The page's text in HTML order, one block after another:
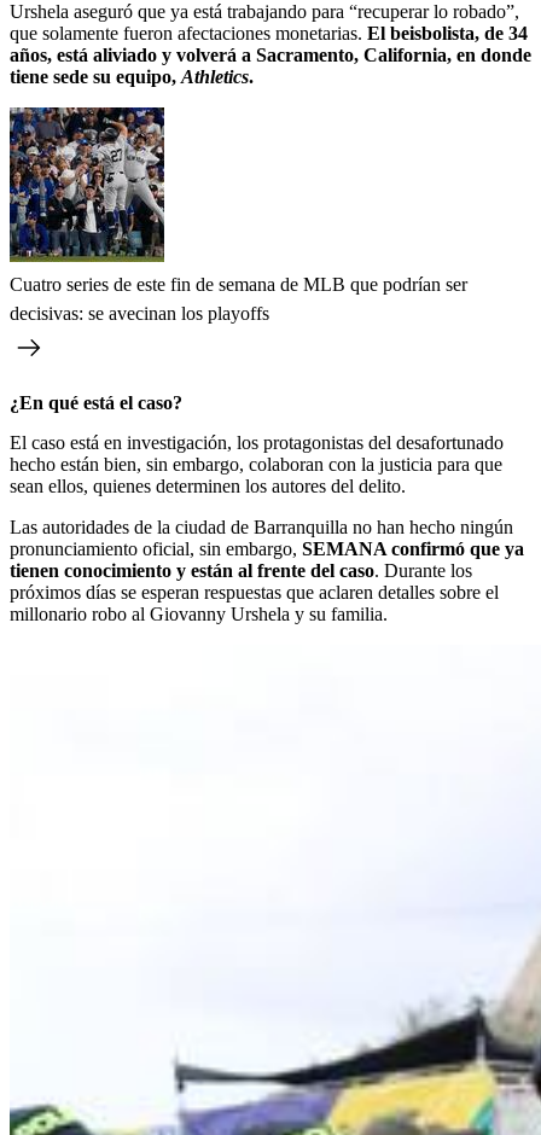
Urshela aseguró que ya está trabajando para “recuperar lo robado”,
que solamente fueron afectaciones monetarias. El beisbolista, de 34
años, está aliviado y volverá a Sacramento, California, en donde
tiene sede su equipo,Athletics.
Cuatro series de este fin de semana de MLB que podrían ser
decisivas: se avecinan los playoffs
¿En qué está el caso?
El caso está en investigación, los protagonistas del desafortunado
hecho están bien, sin embargo, colaboran con la justicia para que
sean ellos, quienes determinen los autores del delito.
Las autoridades de la ciudad de Barranquilla no han hecho ningún
pronunciamiento oficial, sin embargo, SEMANA confirmó que ya
tienen conocimiento y están al frente del caso. Durante los
próximos días se esperan respuestas que aclaren detalles sobre el
millonario robo al Giovanny Urshela y su familia.